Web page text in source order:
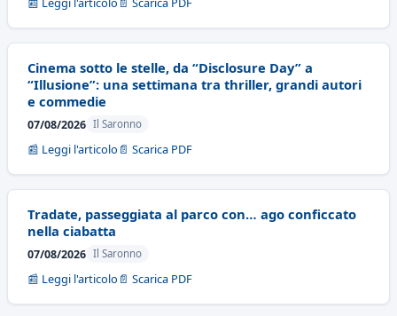
Cinema sotto le stelle, da “Disclosure Day” a
“Illusione”: una settimana tra thriller, grandi autori
e commedie
07/08/2026 Il Saronno
📰 Leggi l'articolo 📄 Scarica PDF
Tradate, passeggiata al parco con… ago conficcato
nella ciabatta
07/08/2026 Il Saronno
📰 Leggi l'articolo 📄 Scarica PDF